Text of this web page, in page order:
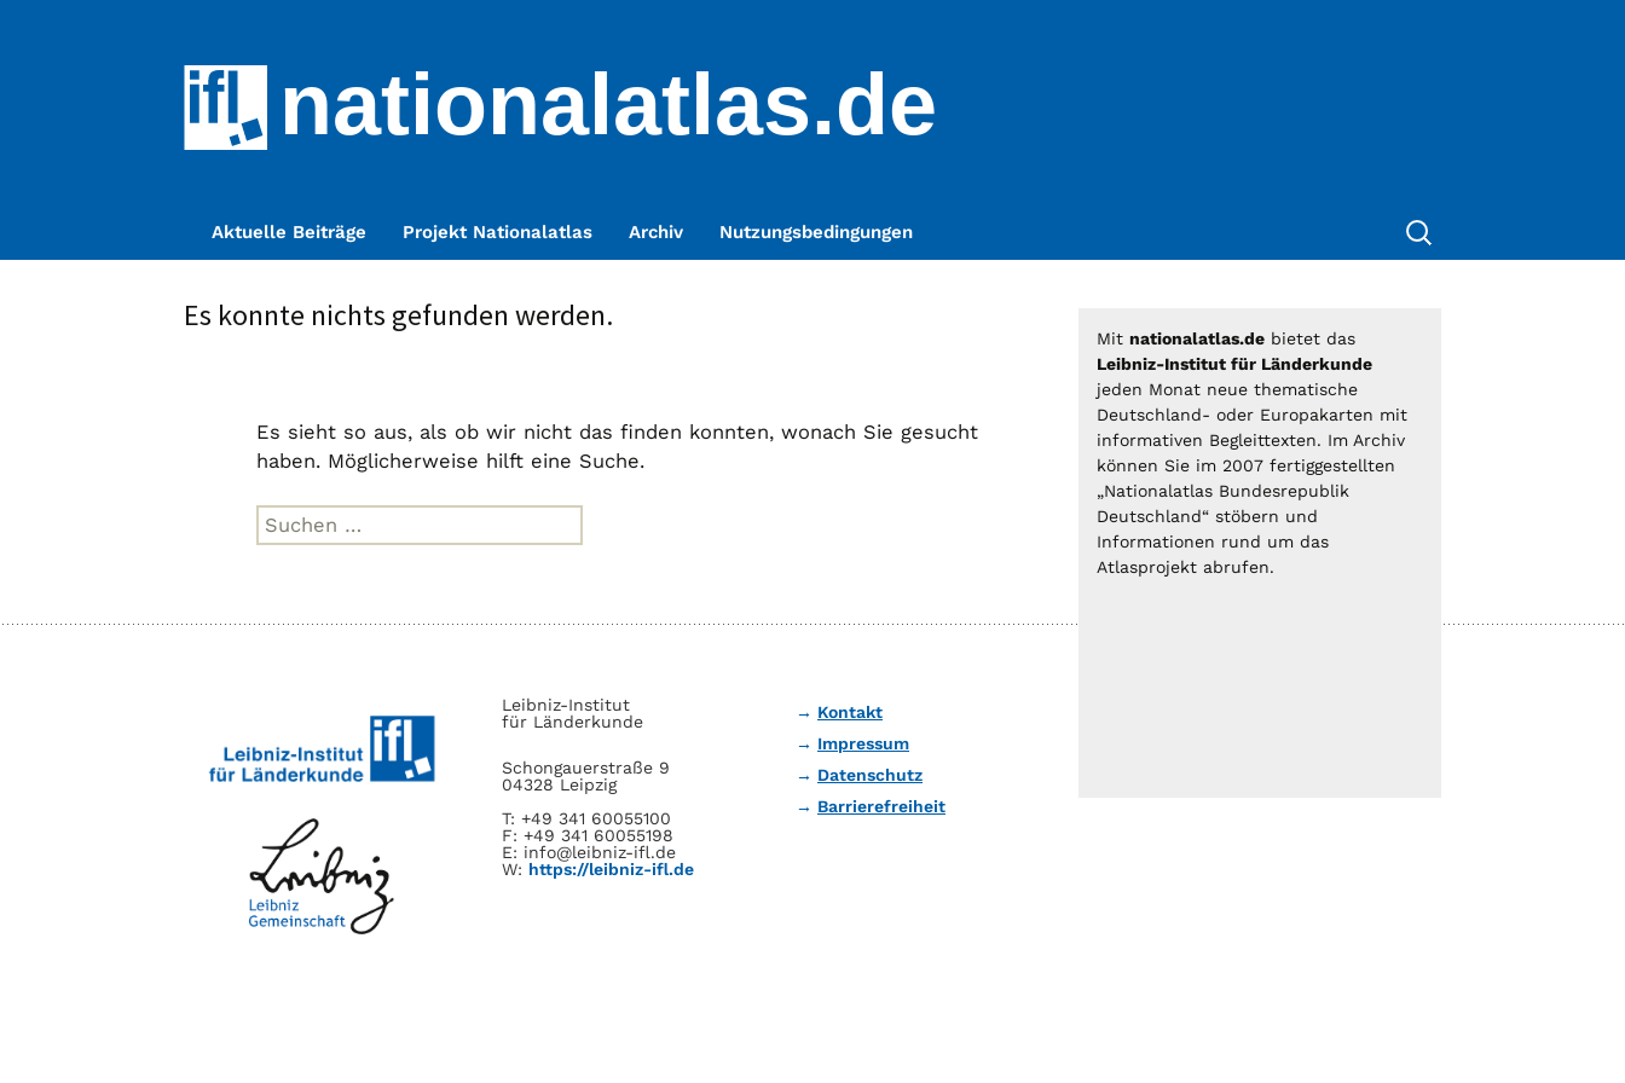
nationalatlas.de
Aktuelle Beiträge Projekt Nationalatlas Archiv Nutzungsbedingungen
Suche
nach:
Es konnte nichts gefunden werden.
Es sieht so aus, als ob wir nicht das finden konnten, wonach Sie gesucht
haben. Möglicherweise hilft eine Suche.
Suche
nach:
Mit nationalatlas.de bietet das
Leibniz-Institut für Länderkunde
jeden Monat neue thematische
Deutschland- oder Europakarten mit
informativen Begleittexten. Im Archiv
können Sie im 2007 fertiggestellten
„Nationalatlas Bundesrepublik
Deutschland“ stöbern und
Informationen rund um das
Atlasprojekt abrufen.
Leibniz-Institut
für Länderkunde
Schongauerstraße 9
04328 Leipzig
T: +49 341 60055100
F: +49 341 60055198
E: info@leibniz-ifl.de
W: https://leibniz-ifl.de
Kontakt
Impressum
Datenschutz
Barrierefreiheit